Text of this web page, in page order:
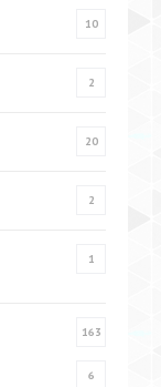
10
2
20
2
1
163
6